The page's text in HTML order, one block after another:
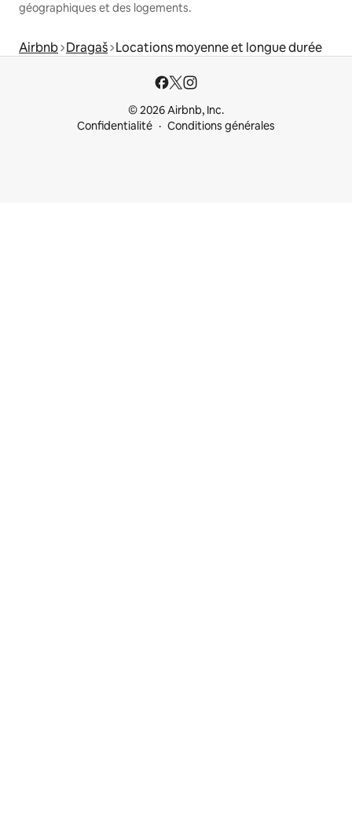
géographiques et des logements.
Airbnb Dragaš Locations moyenne et longue durée
© 2026 Airbnb, Inc.
Confidentialité
Conditions générales